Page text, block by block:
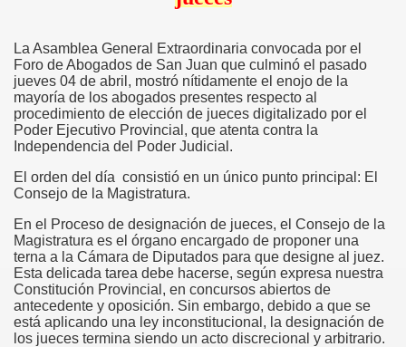
La Asamblea General Extraordinaria convocada por el
Foro de Abogados de San Juan que culminó el pasado
jueves 04 de abril, mostró nítidamente el enojo de la
mayoría de los abogados presentes respecto al
procedimiento de elección de jueces digitalizado por el
Poder Ejecutivo Provincial, que atenta contra la
Independencia del Poder Judicial.
El orden del día consistió en un único punto principal: El
Consejo de la Magistratura.
En el Proceso de designación de jueces, el Consejo de la
Magistratura es el órgano encargado de proponer una
terna a la Cámara de Diputados para que designe al juez.
Esta delicada tarea debe hacerse, según expresa nuestra
Constitución Provincial, en concursos abiertos de
antecedente y oposición. Sin embargo, debido a que se
está aplicando una ley inconstitucional, la designación de
los jueces termina siendo un acto discrecional y arbitrario.